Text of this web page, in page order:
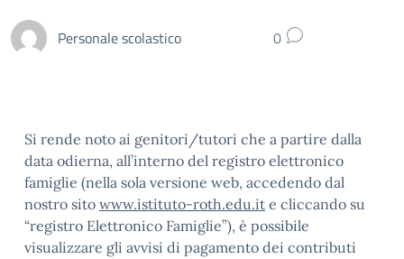
Personale scolastico 0
Si rende noto ai genitori/tutori che a partire dalla
data odierna, all’interno del registro elettronico
famiglie (nella sola versione web, accedendo dal
nostro sito www.istituto-roth.edu.it e cliccando su
“registro Elettronico Famiglie”), è possibile
visualizzare gli avvisi di pagamento dei contributi